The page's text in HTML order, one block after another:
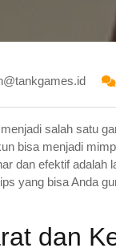
salah satu
bisa menjadi
dan efektif
yang bisa Anda
dan